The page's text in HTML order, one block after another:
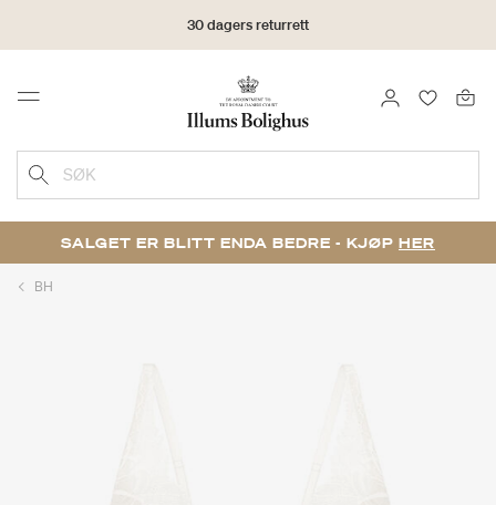
30 dagers returrett
Menu LOGG INN
SØK
SALGET ER BLITT ENDA BEDRE - KJØP HER
BH